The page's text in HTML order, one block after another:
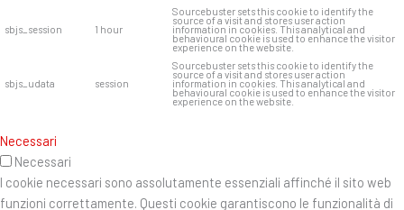
sbjs_session 1 hour
Sourcebuster sets this cookie to identify the
source of a visit and stores user action
information in cookies. This analytical and
behavioural cookie is used to enhance the visitor
experience on the website.
sbjs_udata session
Sourcebuster sets this cookie to identify the
source of a visit and stores user action
information in cookies. This analytical and
behavioural cookie is used to enhance the visitor
experience on the website.
Necessari
Necessari
I cookie necessari sono assolutamente essenziali affinché il sito web
funzioni correttamente. Questi cookie garantiscono le funzionalità di